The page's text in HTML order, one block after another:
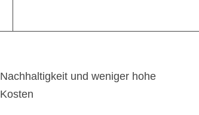
Nachhaltigkeit und weniger hohe
Kosten